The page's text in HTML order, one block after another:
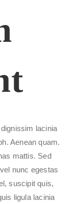
lacinia
Aenean quam.
mattis. Sed
nunc egestas
suscipit quis,
ligula lacinia